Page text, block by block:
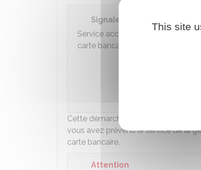
Signaler une fraude à la
Service accessible via
carte bancaire.
Cette démarche sur Perceval est
vous avez prévenu le service de la
carte bancaire.
Attention
This site